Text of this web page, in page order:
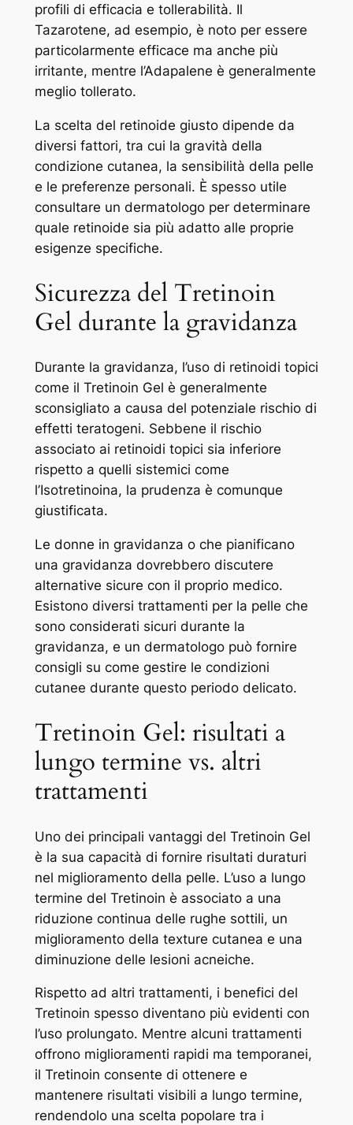
profili di efficacia e tollerabilità. Il
Tazarotene, ad esempio, è noto per essere
particolarmente efficace ma anche più
irritante, mentre l’Adapalene è generalmente
meglio tollerato.
La scelta del retinoide giusto dipende da
diversi fattori, tra cui la gravità della
condizione cutanea, la sensibilità della pelle
e le preferenze personali. È spesso utile
consultare un dermatologo per determinare
quale retinoide sia più adatto alle proprie
esigenze specifiche.
Sicurezza del Tretinoin
Gel durante la gravidanza
Durante la gravidanza, l’uso di retinoidi topici
come il Tretinoin Gel è generalmente
sconsigliato a causa del potenziale rischio di
effetti teratogeni. Sebbene il rischio
associato ai retinoidi topici sia inferiore
rispetto a quelli sistemici come
l’Isotretinoina, la prudenza è comunque
giustificata.
Le donne in gravidanza o che pianificano
una gravidanza dovrebbero discutere
alternative sicure con il proprio medico.
Esistono diversi trattamenti per la pelle che
sono considerati sicuri durante la
gravidanza, e un dermatologo può fornire
consigli su come gestire le condizioni
cutanee durante questo periodo delicato.
Tretinoin Gel: risultati a
lungo termine vs. altri
trattamenti
Uno dei principali vantaggi del Tretinoin Gel
è la sua capacità di fornire risultati duraturi
nel miglioramento della pelle. L’uso a lungo
termine del Tretinoin è associato a una
riduzione continua delle rughe sottili, un
miglioramento della texture cutanea e una
diminuzione delle lesioni acneiche.
Rispetto ad altri trattamenti, i benefici del
Tretinoin spesso diventano più evidenti con
l’uso prolungato. Mentre alcuni trattamenti
offrono miglioramenti rapidi ma temporanei,
il Tretinoin consente di ottenere e
mantenere risultati visibili a lungo termine,
rendendolo una scelta popolare tra i